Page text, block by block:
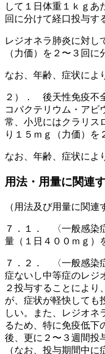
して１日体重１ｋｇあ
回に分けて経口投与す
レジオネラ肺炎に対し
（力価）を２〜３回に
なお、年齢、症状によ
２）． 後天性免疫不
コバクテリウム・アビ
常、小児にはクラリス
り１５ｍｇ（力価）を
なお、年齢、症状によ
用法・用量に関連
（用法及び用量に関連
７．１． 〈一般感染
量（１日４００ｍｇ）
７．２． 〈一般感染
症ないし中等症のレジ
２投与することにより
が、症状が軽快しても
しい。また、レジオネ
るため、特に免疫低下
後、更に２〜３週間投
（なお、投与期間中